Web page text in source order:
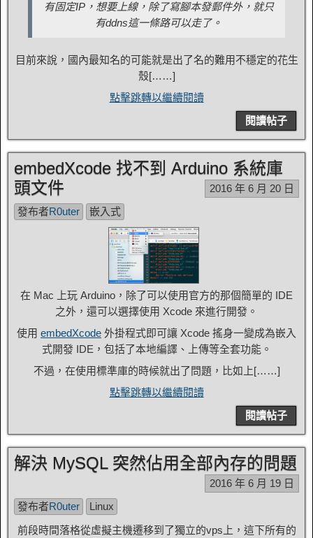
有固定IP，想要上線，除了寫腳本發郵件外，就只
有ddns這一條路可以走了。
目前來說，國內最知名的可能就是出了名的難用不穩定的花生
殼[……]
點擊跳轉以繼續閱讀
閱讀帖子
embedXcode 找不到 Arduino 系統庫
頭文件
2016 年 6 月 20 日
發布者R0uter 嵌入式
在 Mac 上玩 Arduino，除了可以使用官方的那個簡單的 IDE
之外，還可以選擇使用 Xcode 來進行開發。
使用 embedXcode 外掛程式即可讓 Xcode 搖身一變成為嵌入
式開發 IDE，包括了本地編譯、上傳等全套功能。
不過，在使用標準庫的時候就出了問題，比如上[……]
點擊跳轉以繼續閱讀
閱讀帖子
解決 MySQL 突然佔用全部內存的問題
2016 年 6 月 19 日
發布者R0uter
Linux
前段時間落格從虛擬主機遷移到了獨立的vps上，這下所有的